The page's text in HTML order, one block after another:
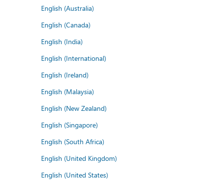
English (Australia)
English (Canada)
English (India)
English (International)
English (Ireland)
English (Malaysia)
English (New Zealand)
English (Singapore)
English (South Africa)
English (United Kingdom)
English (United States)